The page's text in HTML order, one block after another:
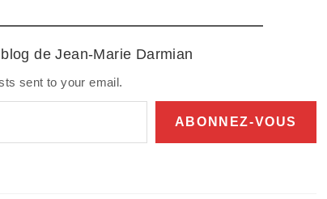
de Jean-Marie Darmian
sent to your email.
ABONNEZ-VOUS